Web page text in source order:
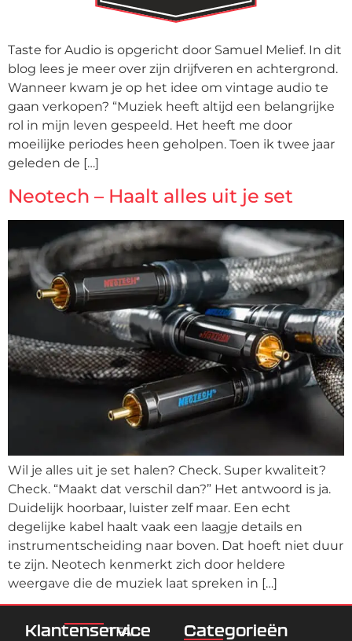
Taste for Audio is opgericht door Samuel Melief. In dit
blog lees je meer over zijn drijfveren en achtergrond.
Wanneer kwam je op het idee om vintage audio te
gaan verkopen? “Muziek heeft altijd een belangrijke
rol in mijn leven gespeeld. Het heeft me door
moeilijke periodes heen geholpen. Toen ik twee jaar
geleden de […]
Neotech – Haalt alles uit je set
Wil je alles uit je set halen? Check. Super kwaliteit?
Check. “Maakt dat verschil dan?” Het antwoord is ja.
Duidelijk hoorbaar, luister zelf maar. Een echt
degelijke kabel haalt vaak een laagje details en
instrumentscheiding naar boven. Dat hoeft niet duur
te zijn. Neotech kenmerkt zich door heldere
weergave die de muziek laat spreken in […]
Klantenservice
TFA
Categorieën